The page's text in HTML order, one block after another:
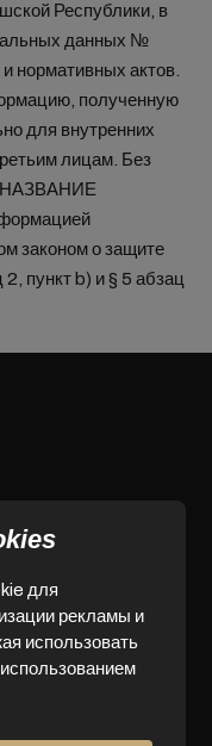
Республики, в
данных №
нормативных актов.
полученную
для внутренних
лицам. Без
НАЗВАНИЕ
законом о защите
пункт b) и § 5 абзац
для
рекламы и
использовать